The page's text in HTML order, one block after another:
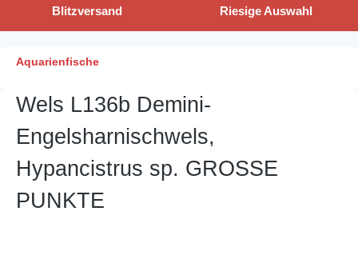
Blitzversand Riesige Auswahl
Aquarienfische
Wels L136b Demini-
Engelsharnischwels,
Hypancistrus sp. GROSSE
PUNKTE